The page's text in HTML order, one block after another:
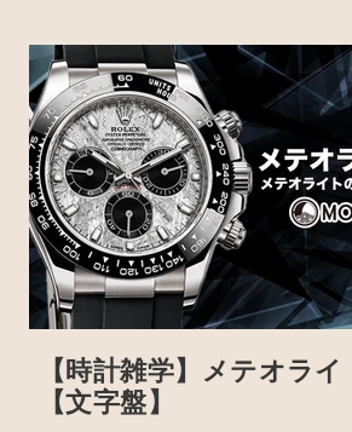
【時計雑学】メテオラ
【文字盤】